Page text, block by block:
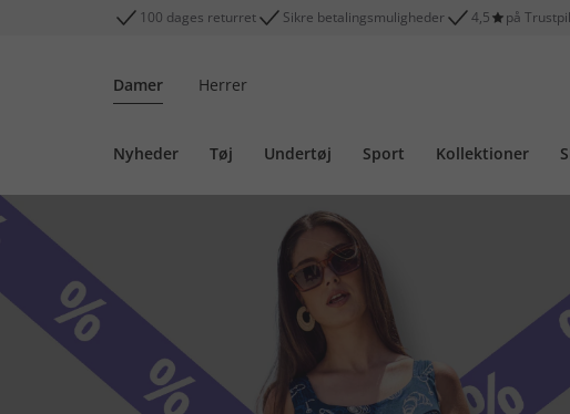
100 dages returret Sikre betalingsmuligheder 4,5 på
Damer Herrer
Nyheder Tøj Undertøj Sport Kollektioner